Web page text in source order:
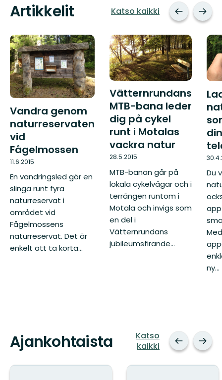
Artikkelit Katso kaikki
Vandra genom
naturreservaten
vid
Fågelmossen
11.6.2015
En vandringsled gör en
slinga runt fyra
naturreservat i
området vid
Fågelmossens
naturreservat. Det är
enkelt att ta korta...
Vätternrundans
MTB-bana leder
dig på cykel
runt i Motalas
vackra natur
28.5.2015
MTB-banan går på
lokala cykelvägar och i
terrängen runtom i
Motala och invigs som
en del i
Vätternrundans
jubileumsfirande...
Du
ny...
Ajankohtaista
Katso
kaikki